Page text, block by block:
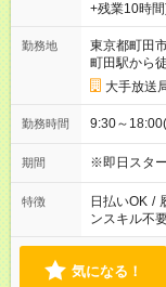
+残業10時
勤務地
東京都町田
町田駅から
大手放送
勤務時間 9:30～
期間 ※即日スタ
特徴 日払いOK /
ンスキル不
気になる！